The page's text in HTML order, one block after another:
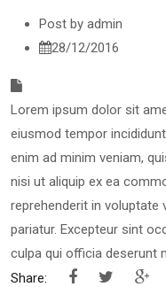
Post by admin
28/12/2016
Lorem ipsum dolor sit
eiusmod tempor
enim ad minim veniam,
nisi ut aliquip ex ea
reprehenderit in voluptate
pariatur. Excepteur sint
culpa qui officia deserunt
Share: